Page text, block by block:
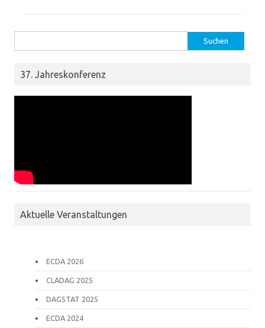
37. Jahreskonferenz
Aktuelle Veranstaltungen
ECDA 2026
CLADAG 2025
DAGSTAT 2025
ECDA 2024